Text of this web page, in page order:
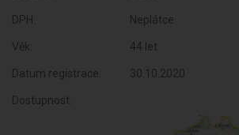
DPH: Neplátce
Věk: 44 let
Datum registrace: 30.10.2020
Dostupnost: